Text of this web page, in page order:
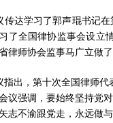
传达学习了郭声琨书记
了全国律协监事会设立
律师协会监事马广立做
指出，第十次全国律师
议强调，要始终坚持党
志不渝跟党走，永远做